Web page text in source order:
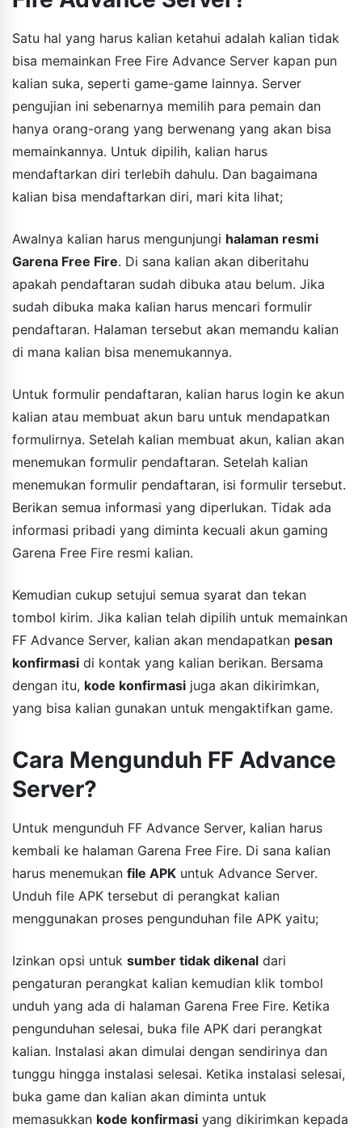
Satu hal yang harus kalian ketahui adalah kalian tidak
bisa memainkan Free Fire Advance Server kapan pun
kalian suka, seperti game-game lainnya. Server
pengujian ini sebenarnya memilih para pemain dan
hanya orang-orang yang berwenang yang akan bisa
memainkannya. Untuk dipilih, kalian harus
mendaftarkan diri terlebih dahulu. Dan bagaimana
kalian bisa mendaftarkan diri, mari kita lihat;
Awalnya kalian harus mengunjungi halaman resmi
Garena Free Fire. Di sana kalian akan diberitahu
apakah pendaftaran sudah dibuka atau belum. Jika
sudah dibuka maka kalian harus mencari formulir
pendaftaran. Halaman tersebut akan memandu kalian
di mana kalian bisa menemukannya.
Untuk formulir pendaftaran, kalian harus login ke akun
kalian atau membuat akun baru untuk mendapatkan
formulirnya. Setelah kalian membuat akun, kalian akan
menemukan formulir pendaftaran. Setelah kalian
menemukan formulir pendaftaran, isi formulir tersebut.
Berikan semua informasi yang diperlukan. Tidak ada
informasi pribadi yang diminta kecuali akun gaming
Garena Free Fire resmi kalian.
Kemudian cukup setujui semua syarat dan tekan
tombol kirim. Jika kalian telah dipilih untuk memainkan
FF Advance Server, kalian akan mendapatkan pesan
konfirmasi di kontak yang kalian berikan. Bersama
dengan itu, kode konfirmasi juga akan dikirimkan,
yang bisa kalian gunakan untuk mengaktifkan game.
Cara Mengunduh FF Advance
Server?
Untuk mengunduh FF Advance Server, kalian harus
kembali ke halaman Garena Free Fire. Di sana kalian
harus menemukan file APK untuk Advance Server.
Unduh file APK tersebut di perangkat kalian
menggunakan proses pengunduhan file APK yaitu;
Izinkan opsi untuk sumber tidak dikenal dari
pengaturan perangkat kalian kemudian klik tombol
unduh yang ada di halaman Garena Free Fire. Ketika
pengunduhan selesai, buka file APK dari perangkat
kalian. Instalasi akan dimulai dengan sendirinya dan
tunggu hingga instalasi selesai. Ketika instalasi selesai,
buka game dan kalian akan diminta untuk
memasukkan kode konfirmasi yang dikirimkan kepada